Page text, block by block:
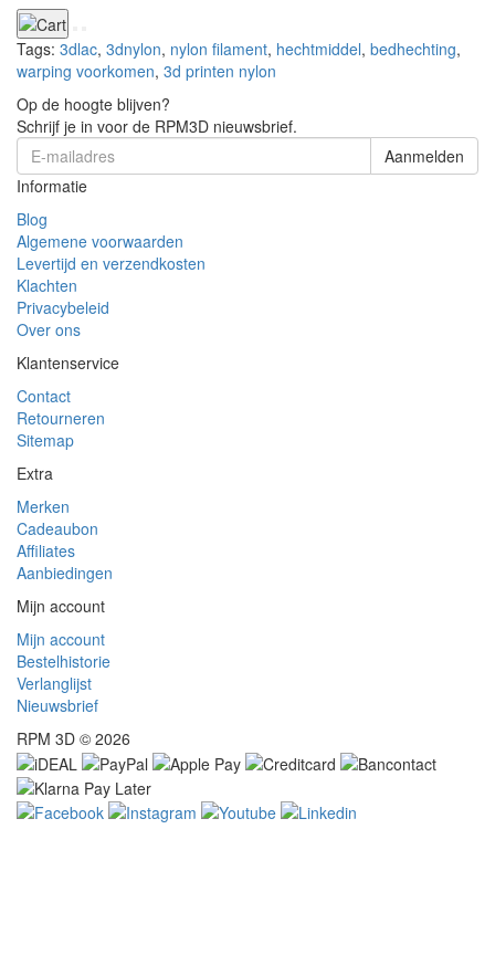
Tags: 3dlac, 3dnylon, nylon filament, hechtmiddel, bedhechting,
warping voorkomen, 3d printen nylon
Op de hoogte blijven?
Schrijf je in voor de RPM3D nieuwsbrief.
Aanmelden
Informatie
Blog
Algemene voorwaarden
Levertijd en verzendkosten
Klachten
Privacybeleid
Over ons
Klantenservice
Contact
Retourneren
Sitemap
Extra
Merken
Cadeaubon
Affiliates
Aanbiedingen
Mijn account
Mijn account
Bestelhistorie
Verlanglijst
Nieuwsbrief
RPM 3D © 2026